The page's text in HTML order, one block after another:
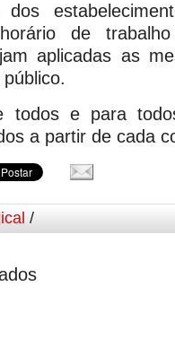
de
aplicadas as
e para
a partir de cada
/